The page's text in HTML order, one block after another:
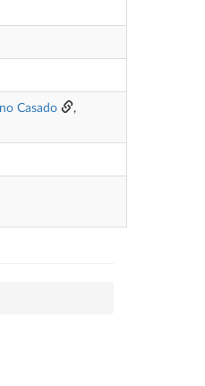
Casado
,